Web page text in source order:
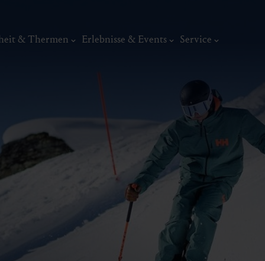
& Thermen Erlebnisse & Events Service
Wellness & Entspannung
Kunst,